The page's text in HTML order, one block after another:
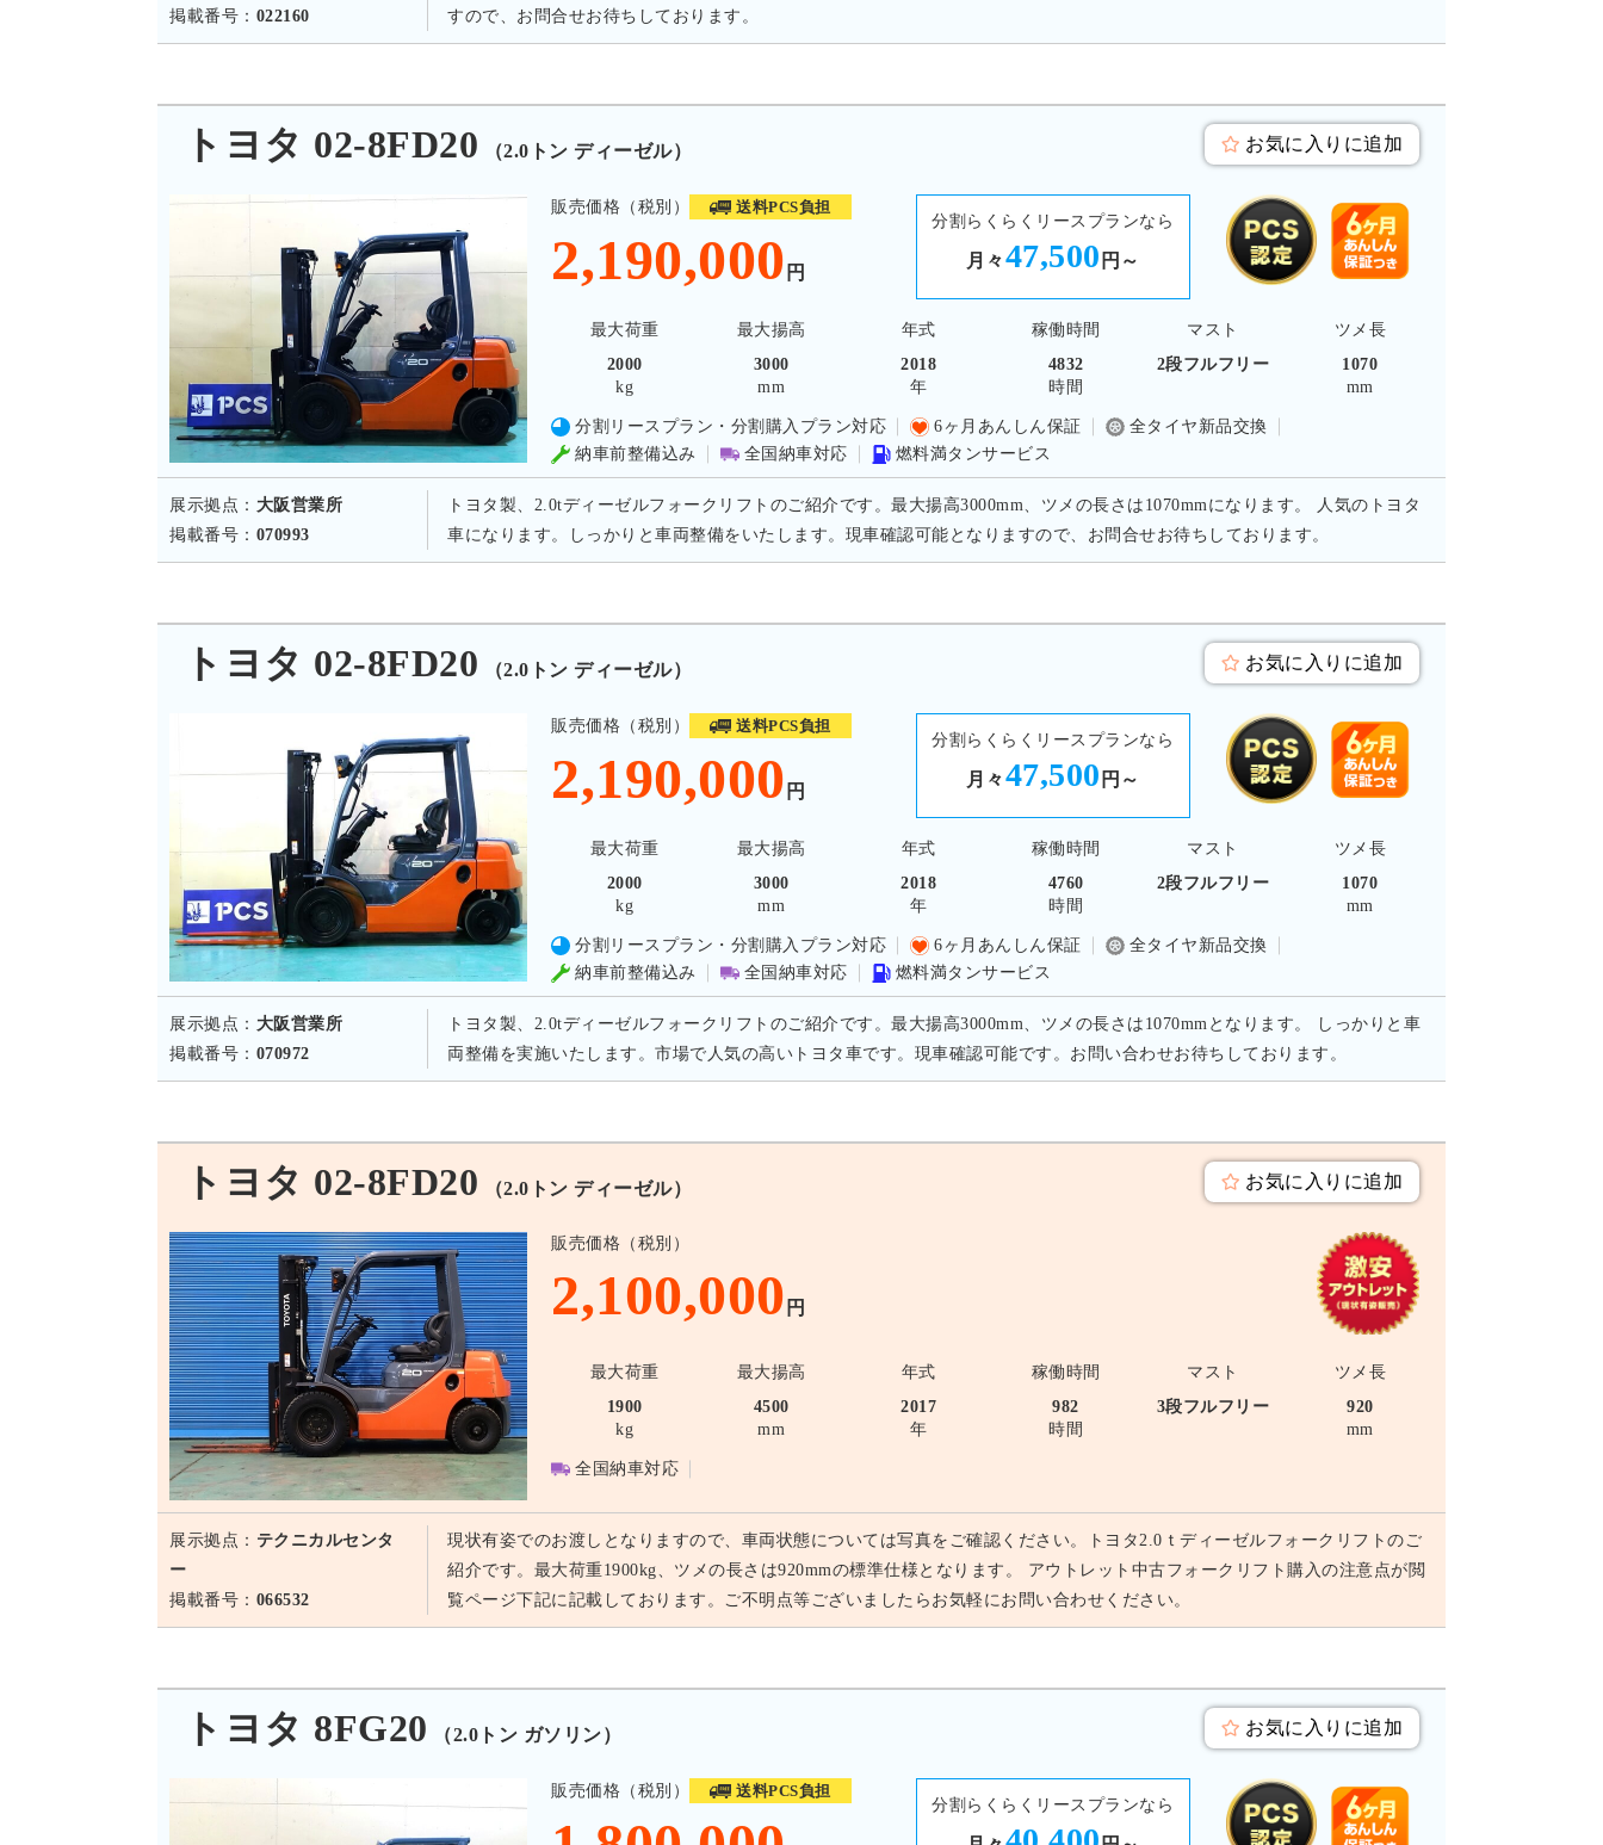
掲載番号： 022160
すので、お問合せお待ちしております。
トヨタ 02-8FD20 （2.0トン ディーゼル） お気に入りに追加
販売価格（税別） 送料PCS負担
2,190,000 円
分割らくらくリースプランなら
月々47,500 円～
最大荷重 最大揚高 年式 稼働時間 マスト
ツメ長
2000
kg
3000
mm
2018
年
4832
時間
2段フルフリー
1070
mm
分割リースプラン・分割購入プラン対応 6ヶ月あんしん保証
全タイヤ新品交換
納車前整備込み
全国納車対応 燃料満タンサービス
展示拠点： 大阪営業所
掲載番号： 070993
トヨタ製、2.0tディーゼルフォークリフトのご紹介です。最大揚高3000mm、ツメの長さは1070mmになります。 人気のトヨタ
車になります。しっかりと車両整備をいたします。現車確認可能となりますので、お問合せお待ちしております。
トヨタ 02-8FD20 （2.0トン ディーゼル） お気に入りに追加
販売価格（税別） 送料PCS負担
2,190,000 円
分割らくらくリースプランなら
月々47,500 円～
最大荷重 最大揚高 年式 稼働時間 マスト
ツメ長
2000
kg
3000
mm
2018
年
4760
時間
2段フルフリー
1070
mm
分割リースプラン・分割購入プラン対応 6ヶ月あんしん保証
全タイヤ新品交換
納車前整備込み
全国納車対応 燃料満タンサービス
展示拠点： 大阪営業所
掲載番号： 070972
トヨタ製、2.0tディーゼルフォークリフトのご紹介です。最大揚高3000mm、ツメの長さは1070mmとなります。 しっかりと車
両整備を実施いたします。市場で人気の高いトヨタ車です。現車確認可能です。お問い合わせお待ちしております。
トヨタ 02-8FD20 （2.0トン ディーゼル） お気に入りに追加
販売価格（税別）
2,100,000 円
最大荷重 最大揚高 年式 稼働時間 マスト
ツメ長
1900
kg
4500
mm
2017
年
982
時間
3段フルフリー
920
mm
全国納車対応
展示拠点： テクニカルセンタ
ー
掲載番号： 066532
現状有姿でのお渡しとなりますので、車両状態については写真をご確認ください。トヨタ2.0ｔディーゼルフォークリフトのご
紹介です。最大荷重1900kg、ツメの長さは920mmの標準仕様となります。 アウトレット中古フォークリフト購入の注意点が閲
覧ページ下記に記載しております。ご不明点等ございましたらお気軽にお問い合わせください。
トヨタ 8FG20 （2.0トン ガソリン） お気に入りに追加
販売価格（税別） 送料PCS負担
分割らくらくリースプランなら